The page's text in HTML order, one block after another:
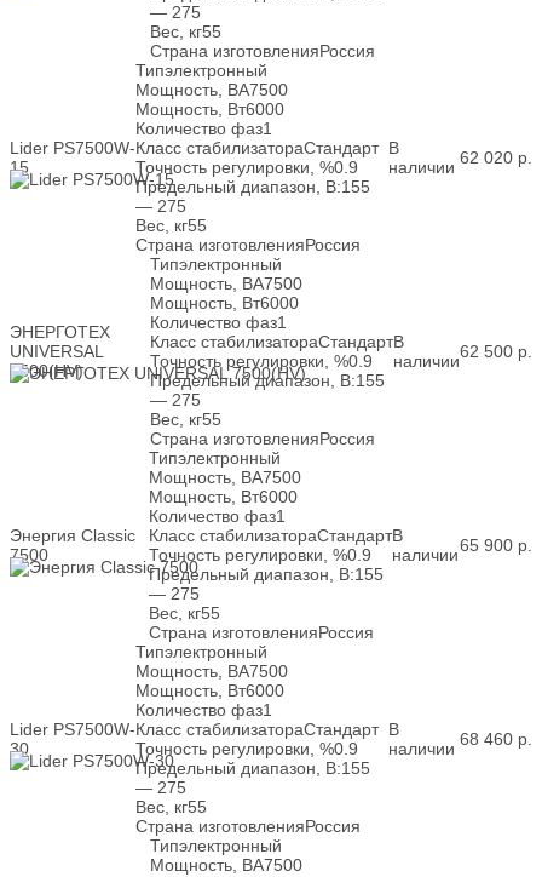
— 275
Вес, кг55
Страна изготовленияРоссия
Lider PS7500W-
15
Типэлектронный
Мощность, ВА7500
Мощность, Вт6000
Количество фаз1
Класс стабилизатораСтандарт
Точность регулировки, %0.9
Предельный диапазон, В:155
— 275
Вес, кг55
Страна изготовленияРоссия
В
наличии 62 020 р.
ЭНЕРГОТЕХ
UNIVERSAL
7500(HV)
Типэлектронный
Мощность, ВА7500
Мощность, Вт6000
Количество фаз1
Класс стабилизатораСтандарт
Точность регулировки, %0.9
Предельный диапазон, В:155
— 275
Вес, кг55
Страна изготовленияРоссия
В
наличии62 500 р.
Энергия Classic
7500
Типэлектронный
Мощность, ВА7500
Мощность, Вт6000
Количество фаз1
Класс стабилизатораСтандарт
Точность регулировки, %0.9
Предельный диапазон, В:155
— 275
Вес, кг55
Страна изготовленияРоссия
В
наличии65 900 р.
Lider PS7500W-
30
Типэлектронный
Мощность, ВА7500
Мощность, Вт6000
Количество фаз1
Класс стабилизатораСтандарт
Точность регулировки, %0.9
Предельный диапазон, В:155
— 275
Вес, кг55
Страна изготовленияРоссия
В
наличии 68 460 р.
Типэлектронный
Мощность, ВА7500